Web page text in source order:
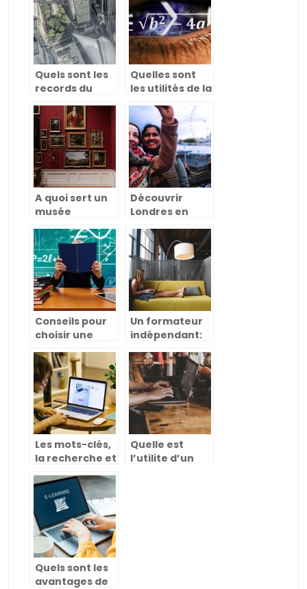
Quels sont les
records du
faciles à battre
?
Quelles sont
les utilités de la
dans les futurs
métiers de
demain?
A quoi sert un
musée
dans notre
société ?
Découvrir
Londres en
l’anglais
Conseils pour
choisir une
professionnelle
Un formateur
indépendant:
exercer son
métier en
portage
salarial ?
Les mots-clés,
la recherche et
pour le
référencement
Quelle est
l’utilite d’un
Quels sont les
avantages de